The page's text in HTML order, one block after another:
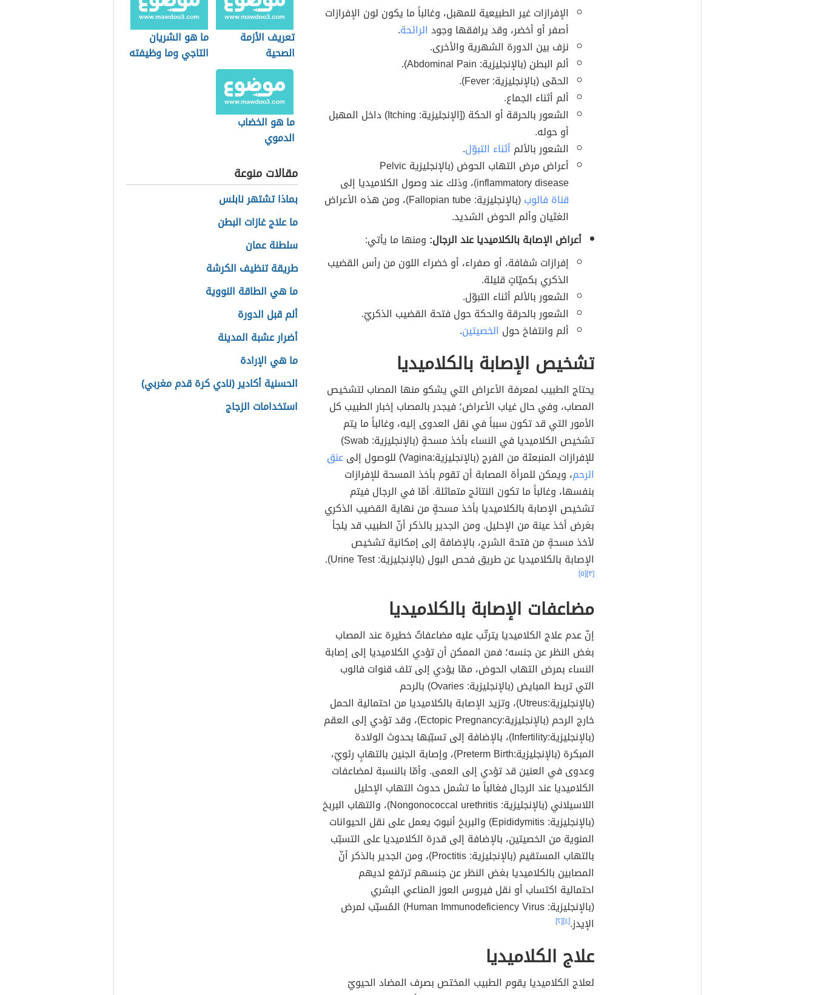
الإفرازات غير الطبيعية للمهبل، وغالباً ما يكون لون الإفرازات
أصفر أو أخضر، وقد يرافقها وجود الرائحة.
نزف بين الدورة الشهرية والأخرى.
ألم البطن (بالإنجليزية: Abdominal Pain).
الحمّى (بالإنجليزية: Fever).
ألم أثناء الجماع.
الشعور بالحرقة أو الحكة ([الإنجليزية: Itching) داخل المهبل
أو حوله.
الشعور بالألم أثناء التبوّل.
أعراض مرض التهاب الحوض (بالإنجليزية Pelvic
inflammatory disease)، وذلك عند وصول الكلاميديا إلى
قناة فالوب
(بالإنجليزية: Fallopian tube)، ومن هذه الأعراض
الغثيان وألم الحوض الشديد.
أعراض الإصابة بالكلاميديا عند الرجال: ومنها ما يأتي:
إفرازات شفافة، أو صفراء، أو خضراء اللون من رأس القضيب
الذكري بكميّاتٍ قليلة.
الشعور بالألم أثناء التبوّل.
الشعور بالحرقة والحكة حول فتحة القضيب الذكريّ.
ألم وانتفاخ حول الخصيتين.
تشخيص الإصابة بالكلاميديا
يحتاج الطبيب لمعرفة الأعراض التي يشكو منها المصاب لتشخيص
المصاب، وفي حال غياب الأعراض؛ فيجدر بالمصاب إخبار الطبيب كل
الأمور التي قد تكون سبباً في نقل العدوى إليه، وغالباً ما يتم
تشخيص الكلاميديا في النساء بأخذ مسحةٍ (بالإنجليزية: Swab)
للإفرازات المنبعثة من الفرج (بالإنجليزية:Vagina) للوصول إلى
عنق
الرحم، ويمكن للمرأة المصابة أن تقوم بأخذ المسحة للإفرازات
بنفسها، وغالباً ما تكون النتائج متماثلة. أمّا في الرجال فيتم
تشخيص الإصابة بالكلاميديا بأخذ مسحةٍ من نهاية القضيب الذكري
بغرض أخذ عينة من الإحليل. ومن الجدير بالذكر أنّ الطبيب قد يلجأ
لأخذ مسحةٍ من فتحة الشرج، بالإضافة إلى إمكانية تشخيص
الإصابة بالكلاميديا عن طريق فحص البول (بالإنجليزية: Urine Test).
[٣] [٥]
مضاعفات الإصابة بالكلاميديا
إنّ عدم علاج الكلاميديا يترتّب عليه مضاعفاتٌ خطيرة عند المصاب
بغض النظر عن جنسه؛ فمن الممكن أن تؤدي الكلاميديا إلى إصابة
النساء بمرض التهاب الحوض، ممّا يؤدي إلى تلف قنوات فالوب
التي تربط المبايض (بالإنجليزية: Ovaries) بالرحم
(بالإنجليزية:Utreus)، وتزيد الإصابة بالكلاميديا من احتمالية الحمل
خارج الرحم (بالإنجليزية:Ectopic Pregnancy)، وقد تؤدي إلى العقم
(بالإنجليزية:Infertility)، بالإضافة إلى تسبّبها بحدوث الولادة
المبكرة (بالإنجليزية:Preterm Birth)، وإصابة الجنين بالتهابٍ رئويّ،
وعدوى في العنين قد تؤدي إلى العمى. وأمّا بالنسبة لمضاعفات
الكلاميديا عند الرجال فغالباً ما تشمل حدوث التهاب الإحليل
اللاسيلاني (بالإنجليزية: Nongonococcal urethritis)، والتهاب البربخ
(بالإنجليزية: Epididymitis) والبربخ أنبوبٌ يعمل على نقل الحيوانات
المنوية من الخصيتين، بالإضافة إلى قدرة الكلاميديا على التسبّب
بالتهاب المستقيم (بالإنجليزية: Proctitis)، ومن الجدير بالذكر أنّ
المصابين بالكلاميديا بغض النظر عن جنسهم ترتفع لديهم
احتمالية اكتساب أو نقل فيروس العوز المناعي البشري
(بالإنجليزية: Human Immunodeficiency Virus) المُسبّب لمرض
الإيدز.[٤] [٢]
علاج الكلاميديا
لعلاج الكلاميديا يقوم الطبيب المختص بصرف المضاد الحيويّ
تعريف الأزمة
الصحية
ما هو الشريان
التاجي وما وظيفته
ما هو الخضاب
الدموي
مقالات منوعة
بماذا تشتهر نابلس
ما علاج غازات البطن
سلطنة عمان
طريقة تنظيف الكرشة
ما هي الطاقة النووية
ألم قبل الدورة
أضرار عشبة المدينة
ما هي الإرادة
الحسنية أكادير (نادي كرة قدم مغربي)
استخدامات الزجاج